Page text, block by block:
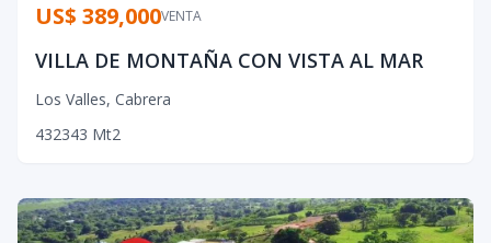
VENTA
US$ 389,000
VILLA DE MONTAÑA CON VISTA AL MAR
Los Valles, Cabrera
432343 Mt2